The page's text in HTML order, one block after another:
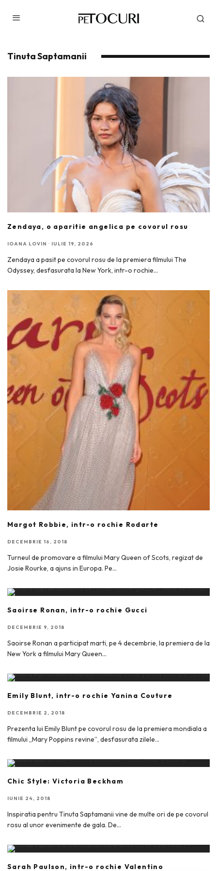
Tinuta Saptamanii
Zendaya, o aparitie angelica pe covorul rosu
IOANA LOVIN · IULIE 19, 2026
Zendaya a pasit pe covorul rosu de la premiera filmului The
Odyssey, desfasurata la New York, intr-o rochie...
Margot Robbie, intr-o rochie Rodarte
DECEMBRIE 16, 2018
Turneul de promovare a filmului Mary Queen of Scots, regizat de
Josie Rourke, a ajuns in Europa. Pe...
Saoirse Ronan, intr-o rochie Gucci
DECEMBRIE 9, 2018
Saoirse Ronan a participat marti, pe 4 decembrie, la premiera de la
New York a filmului Mary Queen...
Emily Blunt, intr-o rochie Yanina Couture
DECEMBRIE 2, 2018
Prezenta lui Emily Blunt pe covorul rosu de la premiera mondiala a
filmului „Mary Poppins revine”, desfasurata zilele...
Chic Style: Victoria Beckham
IUNIE 24, 2018
Inspiratia pentru Tinuta Saptamanii vine de multe ori de pe covorul
rosu al unor evenimente de gala. De...
Sarah Paulson, intr-o rochie Valentino